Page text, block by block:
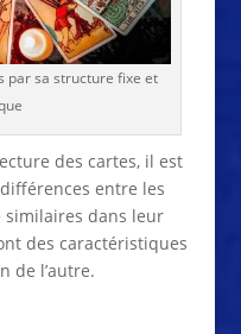
par sa structure fixe et
des cartes, il est
entre les
similaires dans leur
des caractéristiques
de l’autre.